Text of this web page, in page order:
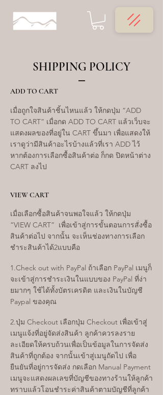
SHIPPING POLICY
ADD TO CART
เมื่อถูกใจสินค้าชิ้นไหนแล้ว ให้กดปุ่ม “ADD
TO CART” เมื่อกด ADD TO CART แล้วเว็บจะ
แสดงผลของที่อยู่ใน CART ขึ้นมา เพื่อแสดงให้
เราดูว่ามีสินค้าอะไรบ้างแล้วที่เรา ADD ไว้
หากต้องการเลือกซื้อสินค้าต่อ ก็กด ปิดหน้าต่าง
CART ลงไป
VIEW CART
เมื่อเลือกซื้อสินค้าจนพอใจแล้ว ให้กดปุ่ม
“VIEW CART” เพื่อเข้าสู่การขั้นตอนการสั่งซื้อ
สินค้าต่อไป จากนั้น จะเห็นช่องทางการเลือก
ชำระสินค้าได้2แบบคือ
1.Check out with PayPal ถ้าเลือก PayPal เมนูก็
จะเข้าสู่การชำระเงินในแบบของ PayPal ที่ง่า
ยมากๆ ใช้ได้ทั้งบัตรเครดิต และเงินในบัญชี
Paypal ของคุณ
2.ปุ่ม Checkout เลือกปุ่ม Checkout เพื่อเข้าสู่
เมนูแจ้งที่อยู่จัดส่งสินค้า ลูกค้าควรลงราย
ละเอียดให้ครบถ้วนเพื่อเป็นข้อมูลในการจัดส่ง
สินค้าที่ถูกต้อง จากนั้นเข้าสู่เมนูถัดไป เพื่อ
ยืนยันที่อยู่การจัดส่ง กดเลือก Manual Payment
เมนูจะแสดงผลเลขที่บัญชีของทางร้านให้ลูกค้า
ทราบแล้วโอนชำระค่าสินค้าตามบัญชีที่ลูกค้า